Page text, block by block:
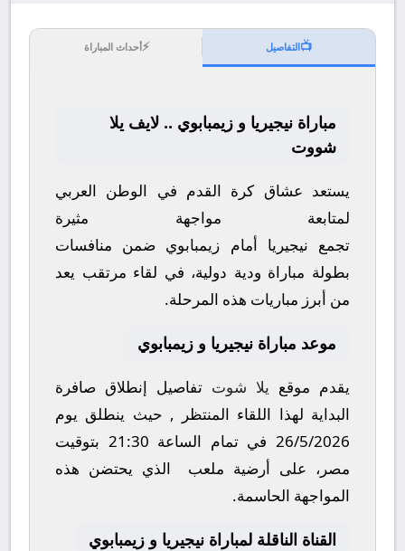
📺التفاصيل ⚡أحداث المباراة
مباراة نيجيريا و زيمبابوي .. لايف يلا
شووت
يستعد عشاق كرة القدم في الوطن العربي
لمتابعة مواجهة مثيرة
تجمع نيجيريا أمام زيمبابوي ضمن منافسات
بطولة مباراة ودية دولية، في لقاء مرتقب يعد
من أبرز مباريات هذه المرحلة.
موعد مباراة نيجيريا و زيمبابوي
يقدم موقع يلا شوت تفاصيل إنطلاق صافرة
البداية لهذا اللقاء المنتظر , حيث ينطلق يوم
26/5/2026في تمام الساعة 21:30 بتوقيت
مصر، على أرضية ملعب
الذي يحتضن هذه
المواجهة الحاسمة.
القناة الناقلة لمباراة نيجيريا و زيمبابوي